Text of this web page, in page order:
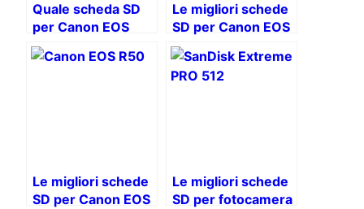
Quale scheda SD
per Canon EOS
R1? La guida
definitiva per
Le migliori schede
SD per Canon EOS
2000D
Le migliori schede
SD per Canon EOS
Le migliori schede
SD per fotocamera